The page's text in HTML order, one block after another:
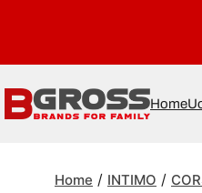
Home
Home / INTIMO /